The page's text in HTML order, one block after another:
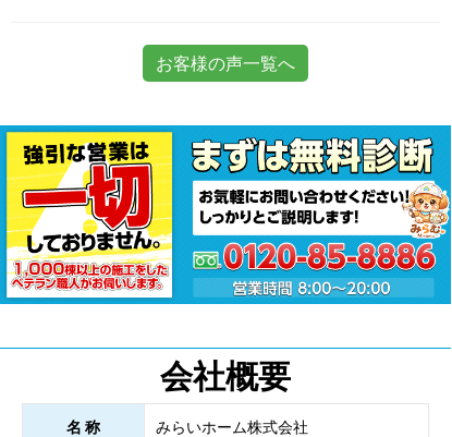
お客様の声一覧へ
会社概要
名 称 みらいホーム株式会社